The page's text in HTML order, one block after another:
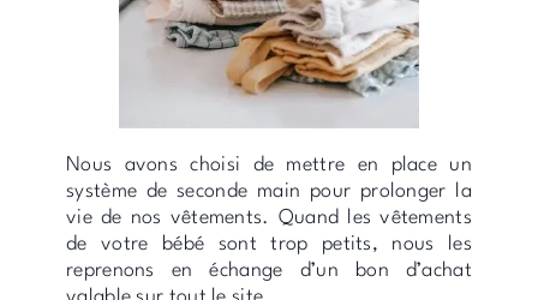
Nous avons choisi de mettre en place un
système de seconde main pour prolonger la
vie de nos vêtements. Quand les vêtements
de votre bébé sont trop petits, nous les
reprenons en échange d’un bon d’achat